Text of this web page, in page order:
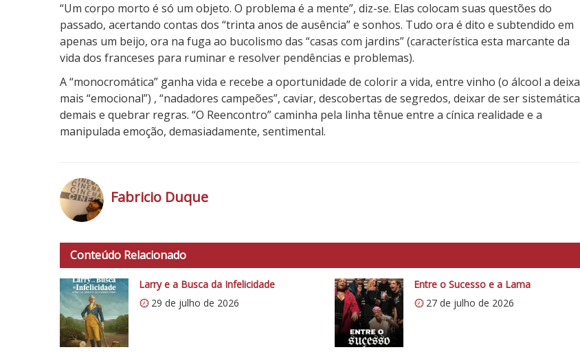
“Um corpo morto é só um objeto. O problema é a mente”, diz-se. Elas colocam suas questões do
passado, acertando contas dos “trinta anos de ausência” e sonhos. Tudo ora é dito e subtendido em
apenas um beijo, ora na fuga ao bucolismo das “casas com jardins” (característica esta marcante da
vida dos franceses para ruminar e resolver pendências e problemas).
A “monocromática” ganha vida e recebe a oportunidade de colorir a vida, entre vinho (o álcool a deixa
mais “emocional”) , “nadadores campeões”, caviar, descobertas de segredos, deixar de ser sistemática
demais e quebrar regras. “O Reencontro” caminha pela linha tênue entre a cínica realidade e a
manipulada emoção, demasiadamente, sentimental.
o
t
C
í
t
i
t
p
s
:
/
/
Fabricio Duque
Conteúdo Relacionado
Larry e a Busca da Infelicidade
29 de julho de 2026
Entre o Sucesso e a Lama
27 de julho de 2026